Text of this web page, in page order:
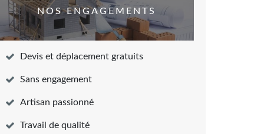
NOS ENGAGEMENTS
Devis et déplacement gratuits
Sans engagement
Artisan passionné
Travail de qualité